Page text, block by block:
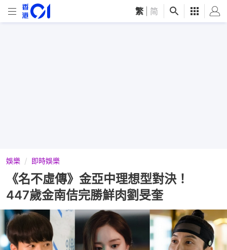
繁 简
娛樂 即時娛樂
《名不虛傳》金亞中理想型對決！
447歲金南佶完勝鮮肉劉旻奎